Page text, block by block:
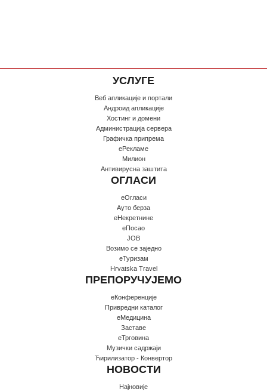
УСЛУГЕ
Веб апликације и портали
Андроид апликације
Хостинг и домени
Администрација сервера
Графичка припрема
еРекламе
Милион
Антивирусна заштита
ОГЛАСИ
еОгласи
Ауто берза
еНекретнине
еПосао
JOB
Возимо се заједно
еТуризам
Hrvatska Travel
ПРЕПОРУЧУЈЕМО
еКонференције
Привредни каталог
еМедицина
Заставе
еТрговина
Музички садржаји
Ћирилизатор - Конвертор
НОВОСТИ
Најновије